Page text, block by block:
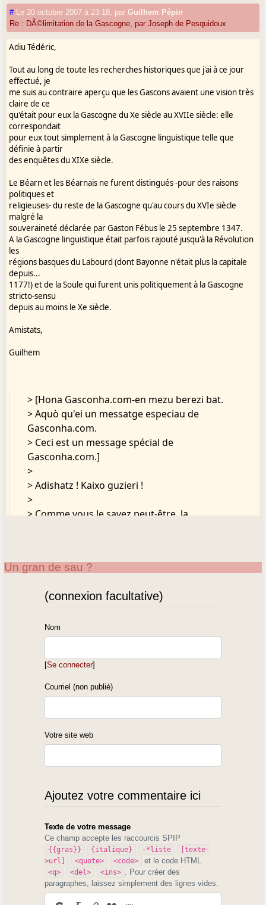
# Le 20 octobre 2007 à 23:18 parGuilhem Pépin
Re : DÃ©limitation de la Gascogne, par Joseph de Pesquidoux
Adiu Tédéric,
Tout au long de toute les recherches historiques que j'ai à ce jour
effectué, je
me suis au contraire aperçu que les Gascons avaient une vision très
claire de ce
qu'était pour eux la Gascogne du Xe siècle au XVIIe siècle: elle
correspondait
pour eux tout simplement à la Gascogne linguistique telle que
définie à partir
des enquêtes du XIXe siècle.
Le Béarn et les Béarnais ne furent distingués -pour des raisons
politiques et
religieuses- du reste de la Gascogne qu'au cours du XVIe siècle
malgré la
souveraineté déclarée par Gaston Fébus le 25 septembre 1347.
A la Gascogne linguistique était parfois rajouté jusqu'à la Révolution
les
régions basques du Labourd (dont Bayonne n'était plus la capitale
depuis...
1177!) et de la Soule qui furent unis politiquement à la Gascogne
stricto-sensu
depuis au moins le Xe siècle.
Amistats,
Guilhem
> [Hona Gasconha.com-en mezu berezi bat.
> Aquò qu'ei un messatge especiau de
Gasconha.com.
> Ceci est un message spécial de
Gasconha.com.]
>
> Adishatz ! Kaixo guzieri !
>
> Comme vous le savez peut-être, la
Pesquidoux ((1869-1946
http://www.gascogne.fr/histoire/pesquido.htm
> Gascogne".
> On remarquera qu'il ne motive pas sa
délimitation du "territoire
> authentique"... Peut-être la définition par la
langue lui faisait-elle
> peur ?
> ------
pure, la Gascogne
dépassant çà et là.
elle comprendrait un
> pays qui, bien que lié à la Guyenne en 1789,
sous un gouvernement
> unique, avec Bordeaux pour siège, se
souviendrait d'avoir été un tout
> distinct et d'avoir eu pour capitale Auch.
Un gran de sau ?
(connexion facultative)
Nom
[Se connecter]
Courriel (non publié)
Votre site web
Ajoutez votre commentaire ici
Texte de votre message
Ce champ accepte les raccourcis SPIP
{{gras}} {italique} -*liste
[texte-
>url]
<quote> <code> et le code HTML
<q> <del> <ins>
. Pour créer des
paragraphes, laissez simplement des lignes vides.